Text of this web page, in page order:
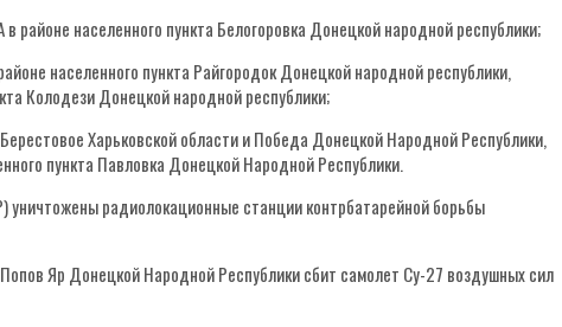
населенного пункта Белогоровка Донецкой народной республики;
населенного пункта Райгородок Донецкой народной республики,
Колодези Донецкой народной республики;
Харьковской области и Победа Донецкой Народной Республики,
пункта Павловка Донецкой Народной Республики.
радиолокационные станции контрбатарейной борьбы
Яр Донецкой Народной Республики сбит самолет Су-27 воздушных сил